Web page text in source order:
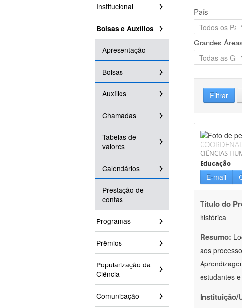
Institucional
Bolsas e Auxílios
Apresentação
Bolsas
Auxílios
Chamadas
Tabelas de
valores
Calendários
Prestação de
contas
Programas
Prêmios
Popularização da
Ciência
Comunicação
País
Grandes Áreas
Filtrar
CIÊNCIAS
Educação
E-mail
Título do
histórica
Resumo:
aos
estudantes
Instituição/